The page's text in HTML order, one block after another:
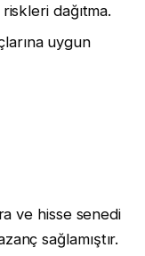
dağıtma.
uygun
ve hisse senedi
sağlamıştır.